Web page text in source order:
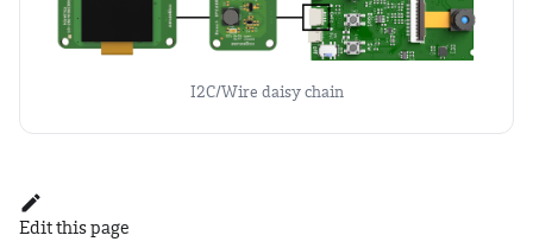
I2C/Wire daisy chain
Edit this page